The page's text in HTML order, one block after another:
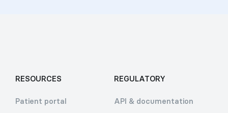
RESOURCES
Patient portal
REGULATORY
API & documentation